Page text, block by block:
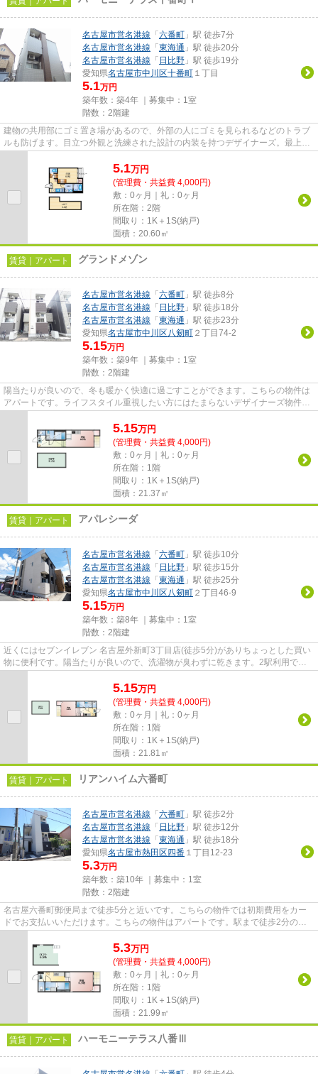
名古屋市営名港線 「 六番町 」駅 徒歩7分
名古屋市営名港線 「 東海通 」駅 徒歩20分
名古屋市営名港線 「 日比野 」駅 徒歩19分
愛知県名古屋市中川区十番町 １丁目
5.1万円
築年数：築4年 ｜募集中： 1室
階数：2階建
建物の共用部にゴミ置き場があるので、外部の人にゴミを見られるなどのトラブ
ルも防げます。目立つ外観と洗練された設計の内装を持つデザイナーズ。最上階
5.1万円
(管理費・共益費 4,000円)
敷：0ヶ月｜礼：0ヶ月
所在階：2階
間取り：1K＋1S(納戸)
面積：20.60㎡
賃貸｜アパート グランドメゾン
名古屋市営名港線 「 六番町 」駅 徒歩8分
名古屋市営名港線 「 日比野 」駅 徒歩18分
名古屋市営名港線 「 東海通 」駅 徒歩23分
愛知県名古屋市中川区八剱町 ２丁目74-2
5.15万円
築年数：築9年 ｜募集中： 1室
階数：2階建
陽当たりが良いので、冬も暖かく快適に過ごすことができます。こちらの物件は
アパートです。ライフスタイル重視したい方にはたまらないデザイナーズ物件で
5.15万円
(管理費・共益費 4,000円)
敷：0ヶ月｜礼：0ヶ月
所在階：1階
間取り：1K＋1S(納戸)
面積：21.37㎡
賃貸｜アパート アパレシーダ
名古屋市営名港線 「 六番町 」駅 徒歩10分
名古屋市営名港線 「 日比野 」駅 徒歩15分
名古屋市営名港線 「 東海通 」駅 徒歩25分
愛知県名古屋市中川区八剱町 ２丁目46-9
5.15万円
築年数：築8年 ｜募集中： 1室
階数：2階建
近くにはセブンイレブン 名古屋外新町3丁目店(徒歩5分)がありちょっとした買い
物に便利です。陽当たりが良いので、洗濯物が臭わずに乾きます。2駅利用でき
5.15万円
(管理費・共益費 4,000円)
敷：0ヶ月｜礼：0ヶ月
所在階：1階
間取り：1K＋1S(納戸)
面積：21.81㎡
賃貸｜アパート リアンハイム六番町
名古屋市営名港線 「 六番町 」駅 徒歩2分
名古屋市営名港線 「 日比野 」駅 徒歩12分
名古屋市営名港線 「 東海通 」駅 徒歩18分
愛知県名古屋市熱田区 四番 １丁目12-23
5.3万円
築年数：築10年 ｜募集中： 1室
階数：2階建
名古屋六番町郵便局まで徒歩5分と近いです。こちらの物件では初期費用をカー
ドでお支払いいただけます。こちらの物件はアパートです。駅まで徒歩2分の立
5.3万円
(管理費・共益費 4,000円)
敷：0ヶ月｜礼：0ヶ月
所在階：1階
間取り：1K＋1S(納戸)
面積：21.99㎡
賃貸｜アパート ハーモニーテラス八番Ⅲ